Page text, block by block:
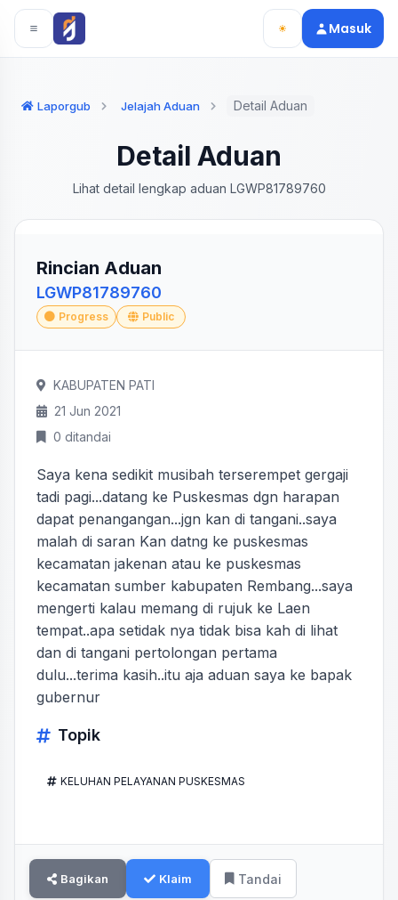
Langsung ke konten utama
Langsung ke navigasi
Masuk
Laporgub Jelajah Aduan Detail Aduan
Detail Aduan
Lihat detail lengkap aduan LGWP81789760
Rincian Aduan
LGWP81789760
Progress Public
KABUPATEN PATI
21 Jun 2021
0 ditandai
Saya kena sedikit musibah terserempet gergaji
tadi pagi...datang ke Puskesmas dgn harapan
dapat penangangan...jgn kan di tangani..saya
malah di saran Kan datng ke puskesmas
kecamatan jakenan atau ke puskesmas
kecamatan sumber kabupaten Rembang...saya
mengerti kalau memang di rujuk ke Laen
tempat..apa setidak nya tidak bisa kah di lihat
dan di tangani pertolongan pertama
dulu...terima kasih..itu aja aduan saya ke bapak
gubernur
Topik
KELUHAN PELAYANAN PUSKESMAS
Bagikan Klaim Tandai